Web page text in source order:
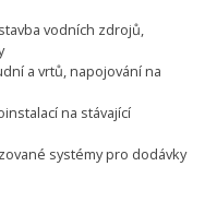
vodních zdrojů,
a vrtů, napojování na
na stávající
systémy pro dodávky